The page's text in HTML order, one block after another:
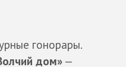
гонорары.
дом» —